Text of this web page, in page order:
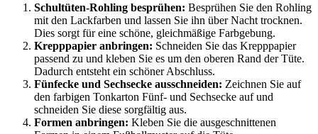
Schultüten-Rohling besprühen: Besprühen Sie den Rohling
mit den Lackfarben und lassen Sie ihn über Nacht trocknen.
Dies sorgt für eine schöne, gleichmäßige Farbgebung.
Krepppapier anbringen: Schneiden Sie das Krepppapier
passend zu und kleben Sie es um den oberen Rand der Tüte.
Dadurch entsteht ein schöner Abschluss.
Fünfecke und Sechsecke ausschneiden: Zeichnen Sie auf
den farbigen Tonkarton Fünf- und Sechsecke auf und
schneiden Sie diese sorgfältig aus.
Formen anbringen: Kleben Sie die ausgeschnittenen